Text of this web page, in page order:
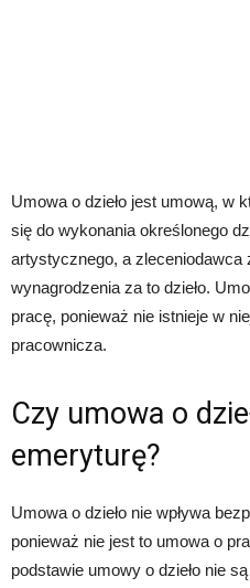
Umowa o dzieło jest umową, w
się do wykonania określonego
artystycznego, a zleceniodawca
wynagrodzenia za to dzieło.
pracę, ponieważ nie istnieje w
pracownicza.
Czy umowa o
emeryturę?
Umowa o dzieło nie wpływa
ponieważ nie jest to umowa o
podstawie umowy o dzieło nie